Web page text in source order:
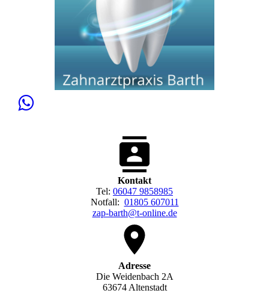
Kontakt
Tel: 06047 9858985
Notfall: 01805 607011
zap-barth@t-online.de
Adresse
Die Weidenbach 2A
63674 Altenstadt